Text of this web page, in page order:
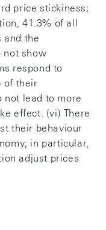
price stickiness;
41.3% of all
and the
not show
respond to
of their
not lead to more
effect. (vi) There
their behaviour
in particular,
adjust prices